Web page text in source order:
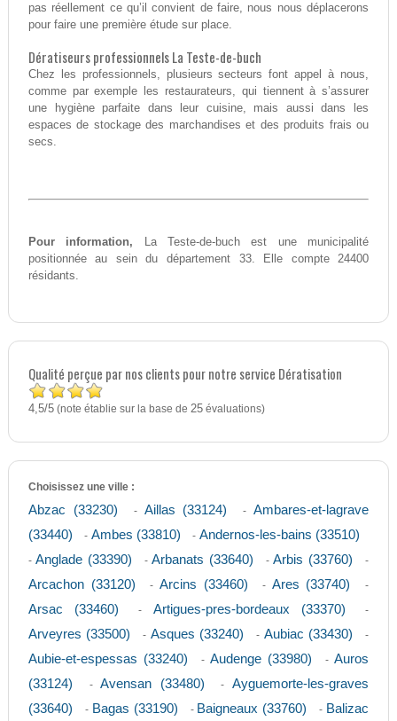
pas réellement ce qu’il convient de faire, nous nous déplacerons
pour faire une première étude sur place.
Dératiseurs professionnels La Teste-de-buch
Chez les professionnels, plusieurs secteurs font appel à nous,
comme par exemple les restaurateurs, qui tiennent à s’assurer
une hygiène parfaite dans leur cuisine, mais aussi dans les
espaces de stockage des marchandises et des produits frais ou
secs.
Pour information, La Teste-de-buch est une municipalité
positionnée au sein du département 33. Elle compte 24400
résidants.
Qualité perçue par nos clients pour notre service Dératisation
4,5/5(note établie sur la base de 25évaluations)
Choisissez une ville :
Abzac (33230) - Aillas (33124) -Ambares-et-lagrave
(33440)
- Ambes (33810) - Andernos-les-bains (33510)
-Anglade (33390) -Arbanats (33640) -Arbis (33760) -
Arcachon (33120) - Arcins (33460) - Ares (33740) -
Arsac (33460) - Artigues-pres-bordeaux (33370) -
Arveyres (33500) - Asques (33240) - Aubiac (33430) -
Aubie-et-espessas (33240) - Audenge (33980) -Auros
(33124)
-Avensan (33480) -Ayguemorte-les-graves
(33640)
- Bagas (33190) - Baigneaux (33760) - Balizac